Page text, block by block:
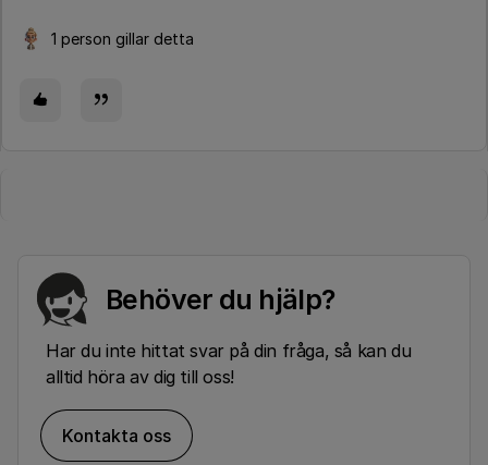
1 person gillar detta
Behöver du hjälp?
Har du inte hittat svar på din fråga, så kan du
alltid höra av dig till oss!
Kontakta oss